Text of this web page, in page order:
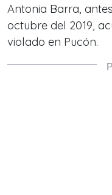
Antonia Barra,
octubre del 2019,
violado en Pucón.